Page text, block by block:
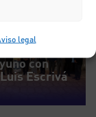
legal
con
Escrivá